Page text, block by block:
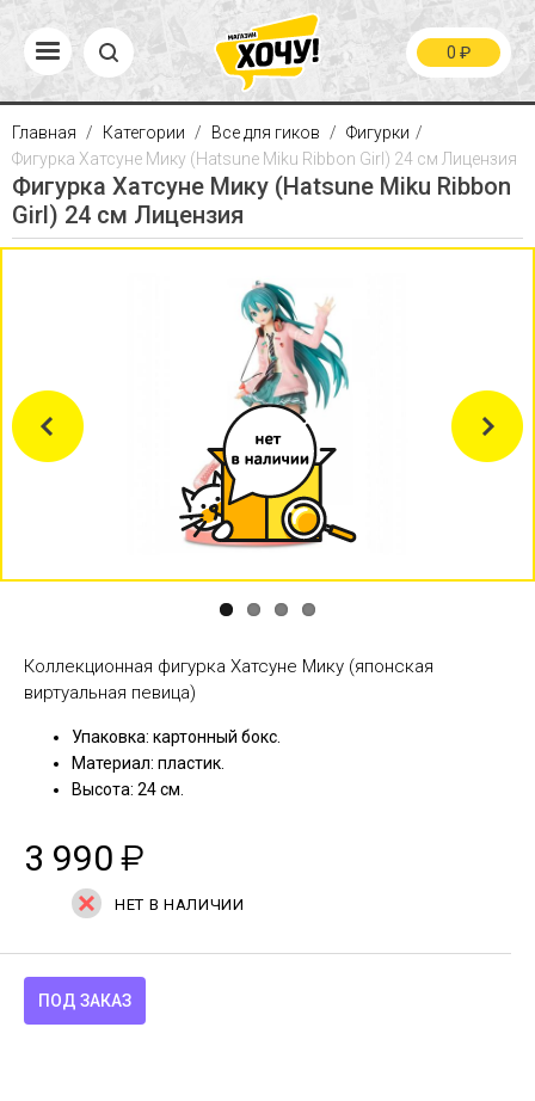
0 ₽
Главная Категории Все для гиков
Фигурки
Фигурка Хатсуне Мику (Hatsune Miku Ribbon Girl) 24 см Лицензия
Фигурка Хатсуне Мику (Hatsune Miku Ribbon
Girl) 24 см Лицензия
Коллекционная фигурка Хатсуне Мику (японская
виртуальная певица)
Упаковка: картонный бокс.
Материал: пластик.
Высота: 24 см.
3 990 ₽
НЕТ В НАЛИЧИИ
ПОД ЗАКАЗ